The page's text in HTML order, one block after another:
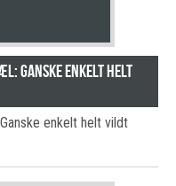
Ganske enkelt helt
enkelt helt vildt